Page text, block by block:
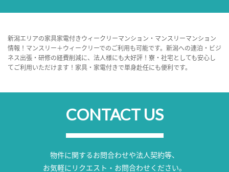
新潟エリアの家具家電付きウィークリーマンション・マンスリーマンション
情報！マンスリー＋ウィークリーでのご利用も可能です。新潟への連泊・ビジ
ネス出張・研修の経費削減に、法人様にも大好評！寮・社宅としても安心し
てご利用いただけます！家具・家電付きで単身赴任にも便利です。
CONTACT US
物件に関するお問合わせや法人契約等、
お気軽にリクエスト・お問合わせください。